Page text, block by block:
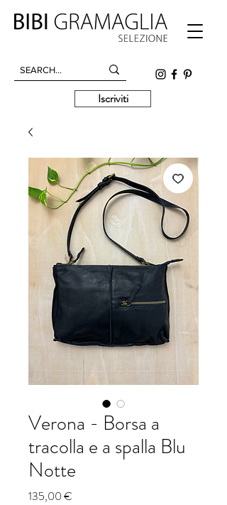
Iscriviti
Verona - Borsa a
tracolla e a spalla Blu
Notte
135,00 €